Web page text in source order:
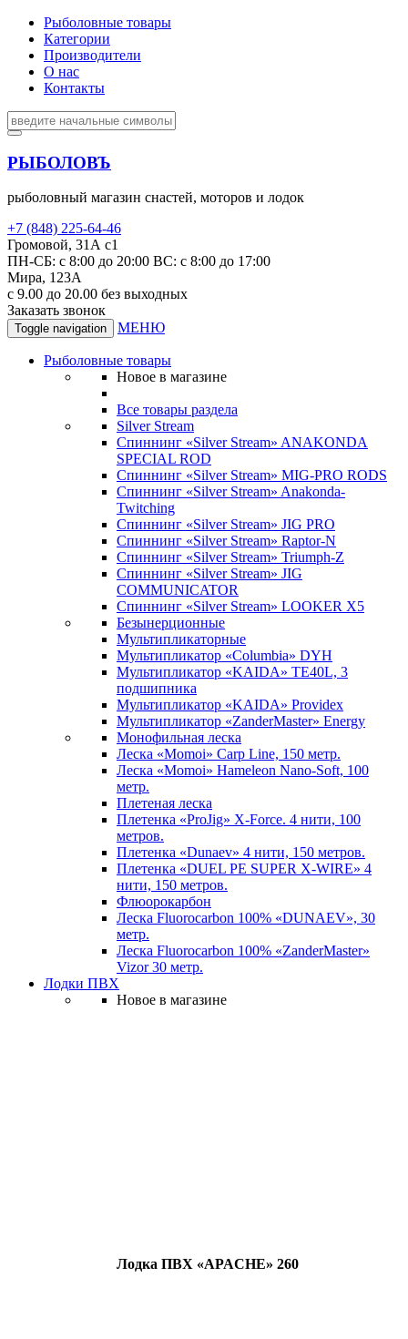
Рыболовные товары
Категории
Производители
О нас
Контакты
РЫБОЛОВЪ
рыболовный магазин снастей, моторов и лодок
+7 (848) 225-64-46
Громовой, 31А с1
ПН-СБ: с 8:00 до 20:00 ВС: с 8:00 до 17:00
Мира, 123А
с 9.00 до 20.00 без выходных
Заказать звонок
Toggle navigation МЕНЮ
Рыболовные товары
Новое в магазине
Все товары раздела
Silver Stream
Спиннинг «Silver Stream» ANAKONDA
SPECIAL ROD
Спиннинг «Silver Stream» MIG-PRO RODS
Спиннинг «Silver Stream» Anakonda-
Twitching
Спиннинг «Silver Stream» JIG PRO
Спиннинг «Silver Stream» Raptor-N
Спиннинг «Silver Stream» Triumph-Z
Спиннинг «Silver Stream» JIG
COMMUNICATOR
Спиннинг «Silver Stream» LOOKER X5
Безынерционные
Мультипликаторные
Мультипликатор «Columbia» DYH
Мультипликатор «KAIDA» TE40L, 3
подшипника
Мультипликатор «KAIDA» Providex
Мультипликатор «ZanderMaster» Energy
Монофильная леска
Леска «Momoi» Carp Line, 150 метр.
Леска «Momoi» Hameleon Nano-Soft, 100
метр.
Плетеная леска
Плетенка «ProJig» X-Force. 4 нити, 100
метров.
Плетенка «Dunaev» 4 нити, 150 метров.
Плетенка «DUEL PE SUPER X-WIRE» 4
нити, 150 метров.
Флюорокарбон
Леска Fluorocarbon 100% «DUNAEV», 30
метр.
Леска Fluorocarbon 100% «ZanderMaster»
Vizor 30 метр.
Лодки ПВХ
Новое в магазине
Лодка ПВХ «APACHE» 260